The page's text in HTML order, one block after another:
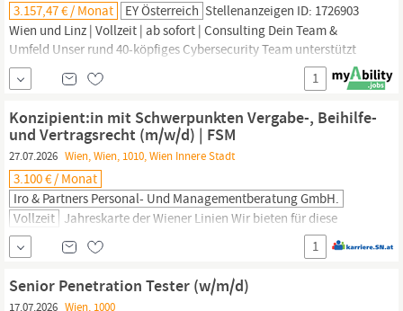
3.157,47 € / Monat EY Österreich Stellenanzeigen ID: 1726903
Wien und Linz | Vollzeit | ab sofort | Consulting Dein Team &
Umfeld Unser rund 40-köpfiges Cybersecurity Team unterstützt
Unternehmen bei der Identifikation und Bewertung von
Cyberrisiken. Das Penetration Testing Team unter der Leitung von
Teaming, Security...
1
Konzipient:in mit Schwerpunkten Vergabe-, Beihilfe-
und Vertragsrecht (m/w/d) | FSM
27.07.2026 Wien, Wien, 1010, Wien Innere Stadt
3.100 € / Monat
Iro & Partners Personal- Und Managementberatung GmbH.
Vollzeit Jahreskarte der Wiener Linien Wir bieten für diese
Position ein Monatsbruttogehalt von mindestens EUR 3.100 – je
nach Qualifikation und Erfahrung besteht die Bereitschaft zur
Überzahlung. Fühlst du dich angesprochen und möchtest Teil
unseres Teams werden? Dann freuen wir uns auf deine Bewerbung
1
Senior Penetration Tester (w/m/d)
17.07.2026 Wien, 1000